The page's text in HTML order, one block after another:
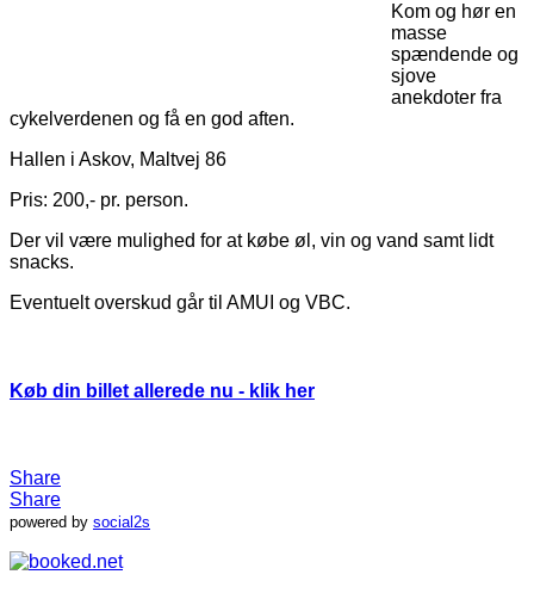
Kom og hør en
masse
spændende og
sjove
anekdoter fra
cykelverdenen og få en god aften.
Hallen i Askov, Maltvej 86
Pris: 200,- pr. person.
Der vil være mulighed for at købe øl, vin og vand samt lidt
snacks.
Eventuelt overskud går til AMUI og VBC.
Køb din billet allerede nu - klik her
Share
Share
powered by social2s